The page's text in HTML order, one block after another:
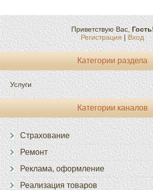
Приветствую Вас,Гость
Регистрация|Вход
Категории раздела
Услуги
Категории каналов
Страхование
Ремонт
Реклама, оформление
Реализация товаров